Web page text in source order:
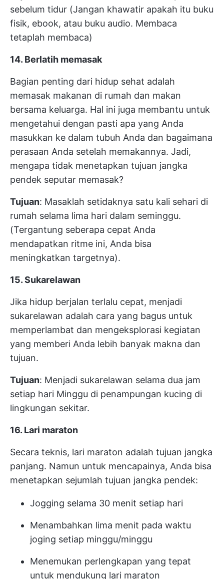
sebelum tidur (Jangan khawatir apakah itu buku
fisik, ebook, atau buku audio. Membaca
tetaplah membaca)
14. Berlatih memasak
Bagian penting dari hidup sehat adalah
memasak makanan di rumah dan makan
bersama keluarga. Hal ini juga membantu untuk
mengetahui dengan pasti apa yang Anda
masukkan ke dalam tubuh Anda dan bagaimana
perasaan Anda setelah memakannya. Jadi,
mengapa tidak menetapkan tujuan jangka
pendek seputar memasak?
Tujuan: Masaklah setidaknya satu kali sehari di
rumah selama lima hari dalam seminggu.
(Tergantung seberapa cepat Anda
mendapatkan ritme ini, Anda bisa
meningkatkan targetnya).
15. Sukarelawan
Jika hidup berjalan terlalu cepat, menjadi
sukarelawan adalah cara yang bagus untuk
memperlambat dan mengeksplorasi kegiatan
yang memberi Anda lebih banyak makna dan
tujuan.
Tujuan: Menjadi sukarelawan selama dua jam
setiap hari Minggu di penampungan kucing di
lingkungan sekitar.
16. Lari maraton
Secara teknis, lari maraton adalah tujuan jangka
panjang. Namun untuk mencapainya, Anda bisa
menetapkan sejumlah tujuan jangka pendek:
Jogging selama 30 menit setiap hari
Menambahkan lima menit pada waktu
joging setiap minggu/minggu
Menemukan perlengkapan yang tepat
untuk mendukung lari maraton